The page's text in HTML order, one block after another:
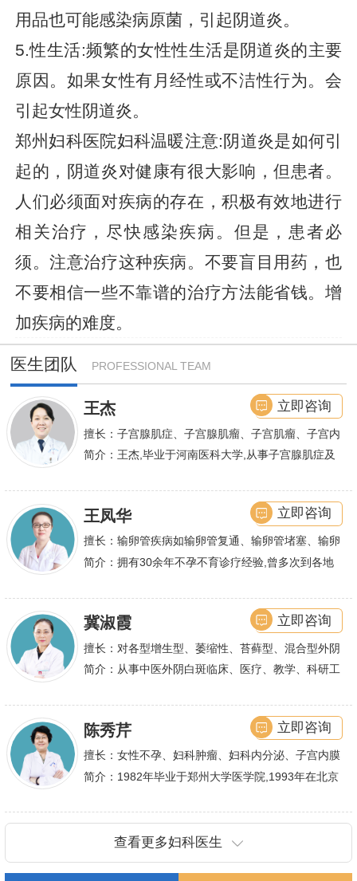
用品也可能感染病原菌，引起阴道炎。
5.性生活:频繁的女性性生活是阴道炎的主要
原因。如果女性有月经性或不洁性行为。会
引起女性阴道炎。
郑州妇科医院妇科温暖注意:阴道炎是如何引
起的，阴道炎对健康有很大影响，但患者。
人们必须面对疾病的存在，积极有效地进行
相关治疗，尽快感染疾病。但是，患者必
须。注意治疗这种疾病。不要盲目用药，也
不要相信一些不靠谱的治疗方法能省钱。增
加疾病的难度。
医生团队 PROFESSIONAL TEAM
王杰
擅长：子宫腺肌症、子宫腺肌瘤、子宫肌瘤、子宫内
膜异位症等,长年致力于妇科微创手术及显微妇科手
卵管堵塞、输卵管复通、输卵管粘连等女性输卵管性
不孕及子宫性不孕、多囊卵巢等都有丰富诊疗经验
简介：王杰,毕业于河南医科大学,从事子宫腺肌症及
立即咨询
王凤华
擅长：输卵管疾病如输卵管复通、输卵管堵塞、输卵
管积水、输卵管粘连；盆腔粘连、宫腔粘连、多囊卵
简介：拥有30余年不孕不育诊疗经验,曾多次到各地
立即咨询
冀淑霞
擅长：对各型增生型、萎缩性、苔藓型、混合型外阴
白斑的诊治
简介：从事中医外阴白斑临床、医疗、教学、科研工
立即咨询
陈秀芹
擅长：女性不孕、妇科肿瘤、妇科内分泌、子宫内膜
异位症、多囊卵巢等疾病的诊治,宫腹腔镜手术,盆底
简介：1982年毕业于郑州大学医学院,1993年在北京
立即咨询
查看更多妇科医生